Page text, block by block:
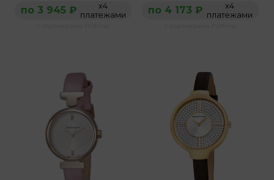
по 3 945 ₽
х4
платежами
по 4 173 ₽
х4
платежами